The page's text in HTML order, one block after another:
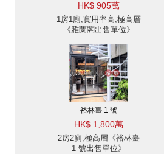
HK$ 905萬
1房1廁,實用率高,極高層
《雅蘭閣出售單位》
裕林臺 1 號
HK$ 1,800萬
2房2廁,極高層《裕林臺
1 號出售單位》